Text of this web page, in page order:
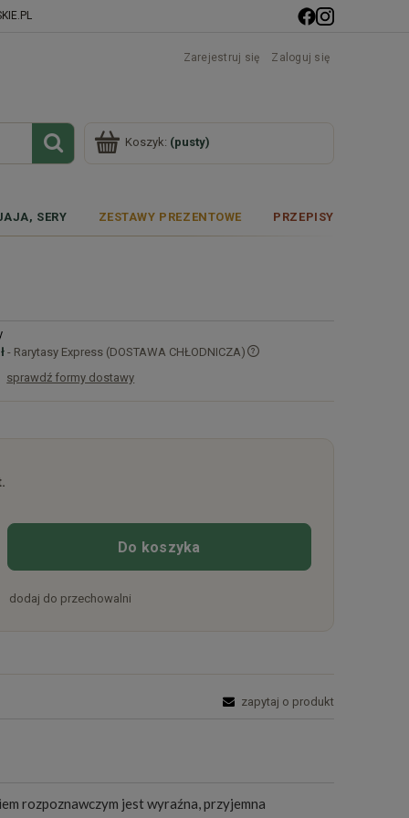
Zarejestruj się Zaloguj się
Koszyk: (pusty)
SERY ZESTAWY PREZENTOWE PRZEPISY
- Rarytasy Express (DOSTAWA CHŁODNICZA)
sprawdź formy dostawy
Do koszyka
dodaj do przechowalni
zapytaj o produkt
rozpoznawczym jest wyraźna, przyjemna